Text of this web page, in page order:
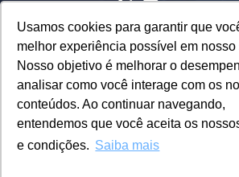
Usamos cookies para garantir que
melhor experiência possível em nosso
Nosso objetivo é melhorar o
analisar como você interage com os
conteúdos. Ao continuar navegando,
entendemos que você aceita os
e condições. Saiba mais